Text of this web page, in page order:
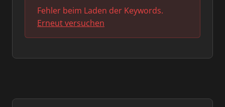
Fehler beim Laden der Keywords.
Erneut versuchen